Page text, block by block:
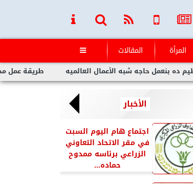
المرأة المقالات 
طريقة عمل مخلل حاجه شبه الأعمال العالميه
الأخبار
اجتماع هام اليوم السبت
في مقر الاتحاد التعاوني
الزراعي برئاسه ممدوح
حماده...